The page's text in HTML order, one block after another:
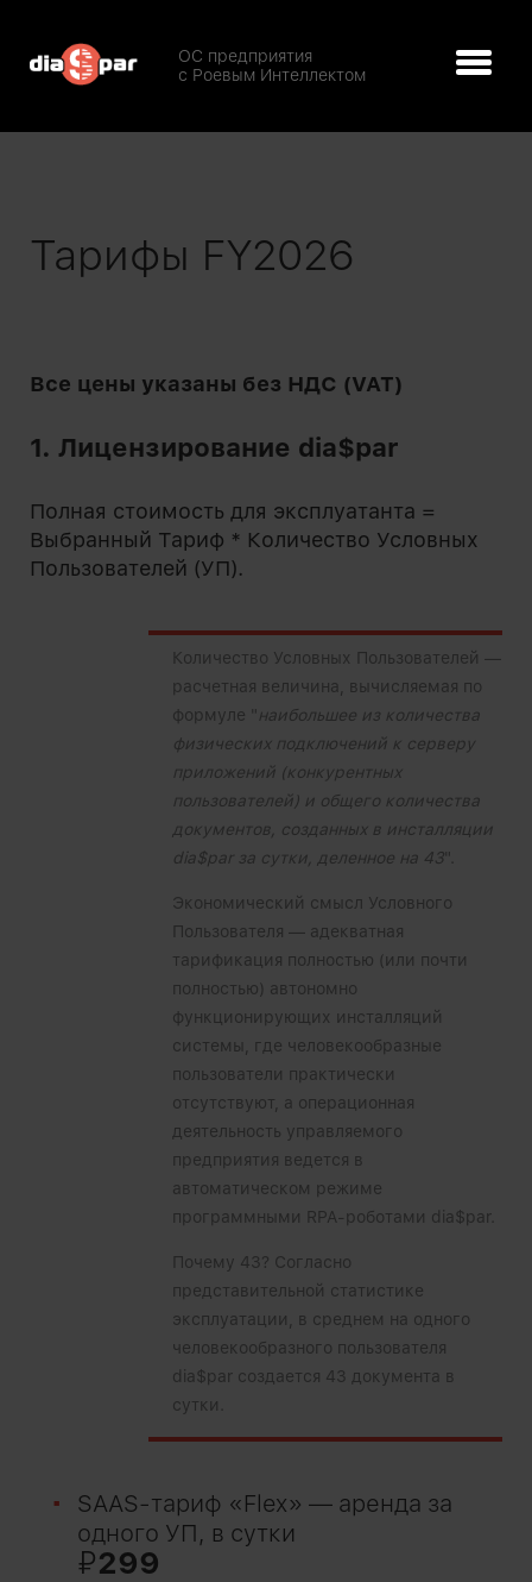
ОС предприятия
с Роевым Интеллектом
Тарифы FY2026
Все цены указаны без НДС (VAT)
1. Лицензирование dia$par
Полная стоимость для эксплуатанта =
Выбранный Тариф * Количество Условных
Пользователей (УП).
Количество Условных Пользователей —
расчетная величина, вычисляемая по
формуле "наибольшее из количества
физических подключений к серверу
приложений (конкурентных
пользователей) и общего количества
документов, созданных в инсталляции
dia$par за сутки, деленное на 43".
Экономический смысл Условного
Пользователя — адекватная
тарификация полностью (или почти
полностью) автономно
функционирующих инсталляций
системы, где человекообразные
пользователи практически
отсутствуют, а операционная
деятельность управляемого
предприятия ведется в
автоматическом режиме
программными RPA-роботами dia$par.
Почему 43? Согласно
представительной статистике
эксплуатации, в среднем на одного
человекообразного пользователя
dia$par создается 43 документа в
сутки.
SAAS-тариф «Flex» — аренда за
одного УП, в сутки
₽299